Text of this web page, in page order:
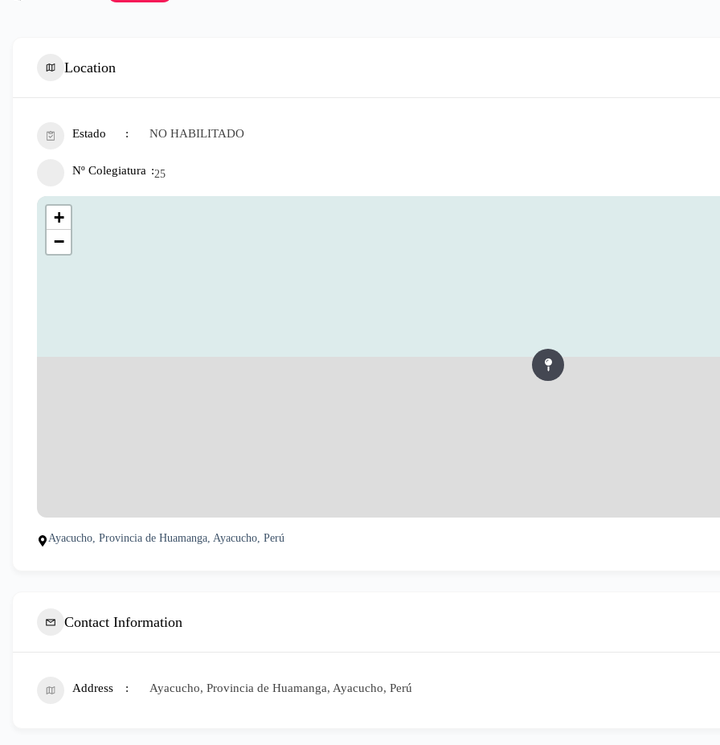
Location
Estado NO HABILITADO
Nº Colegiatura 25
+
−
Ayacucho, Provincia de Huamanga, Ayacucho, Perú
Contact Information
Address Ayacucho, Provincia de Huamanga, Ayacucho, Perú